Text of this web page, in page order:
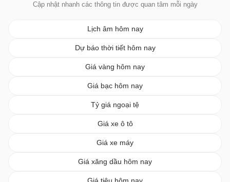
Cập nhật nhanh các thông tin được quan tâm mỗi ngày
Lịch âm hôm nay
Dự báo thời tiết hôm nay
Giá vàng hôm nay
Giá bạc hôm nay
Tỷ giá ngoại tệ
Giá xe ô tô
Giá xe máy
Giá xăng dầu hôm nay